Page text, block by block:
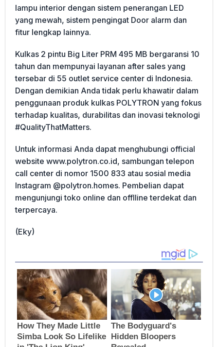
lampu interior dengan sistem penerangan LED
yang mewah, sistem pengingat Door alarm dan
fitur lengkap lainnya.
Kulkas 2 pintu Big Liter PRM 495 MB bergaransi 10
tahun dan mempunyai layanan after sales yang
tersebar di 55 outlet service center di Indonesia.
Dengan demikian Anda tidak perlu khawatir dalam
penggunaan produk kulkas POLYTRON yang fokus
terhadap kualitas, durabilitas dan inovasi teknologi
#QualityThatMatters.
Untuk informasi Anda dapat menghubungi official
website www.polytron.co.id, sambungan telepon
call center di nomor 1500 833 atau sosial media
Instagram @polytron.homes. Pembelian dapat
mengunjungi toko online dan offlline terdekat dan
terpercaya.
(Eky)